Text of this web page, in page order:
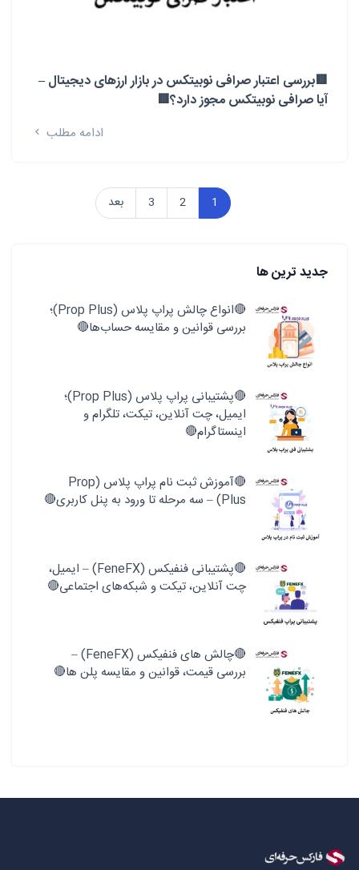
🟥بررسی اعتبار صرافی نوبیتکس در بازار ارزهای دیجیتال –
آیا صرافی نوبیتکس مجوز دارد؟🟥
ادامه مطلب
1
2
3 بعد
جدید ترین ها
🔴انواع چالش پراپ پلاس (Prop Plus)؛
بررسی قوانین و مقایسه حساب‌ها🔴
🔴پشتیبانی پراپ پلاس (Prop Plus)؛
ایمیل، چت آنلاین، تیکت، تلگرام و
اینستاگرام🔴
🔴آموزش ثبت نام پراپ پلاس (Prop
Plus) – سه مرحله تا ورود به پنل کاربری🔴
🔴پشتیبانی فنفیکس (FeneFX) – ایمیل،
چت آنلاین، تیکت و شبکه‌های اجتماعی🔴
🔴چالش های فنفیکس (FeneFX) –
بررسی قیمت، قوانین و مقایسه پلن ها🔴